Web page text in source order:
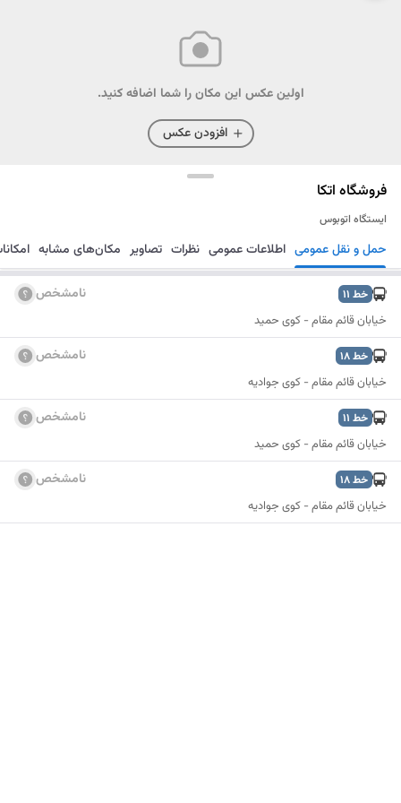
اولین عکس این مکان را شما اضافه کنید.
افزودن عکس
فروشگاه اتکا
ایستگاه اتوبوس
مسیریابی ذخیره ارسال حمل و نقل عمومی اطلاعات عمومی نظرات تصاویر مکان‌های مشابه
خط 11 نامشخص
خیابان قائم مقام - کوی حمید
خط18 نامشخص
خیابان قائم مقام - کوی جوادیه
خط 11 نامشخص
خیابان قائم مقام - کوی حمید
خط18 نامشخص
خیابان قائم مقام - کوی جوادیه